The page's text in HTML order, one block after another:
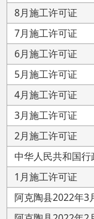
2月施工许可证
中华人民共和国行政
1月施工许可证
阿克陶县2022年3月
阿克陶县2022年2月
阿克陶县2022年1月
阿克陶县2021年12月
阿克陶县2021年11月
阿克陶县2021年10
阿克陶县2021年9月
阿克陶县2021年8月
阿克陶县2021年7月